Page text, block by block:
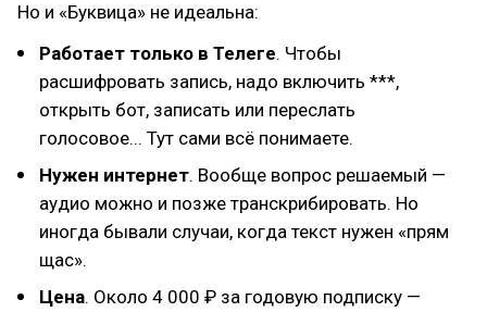
Но и «Буквица» не идеальна:
Работает только в Телеге. Чтобы
расшифровать запись, надо включить ***,
открыть бот, записать или переслать
голосовое... Тут сами всё понимаете.
Нужен интернет. Вообще вопрос решаемый —
аудио можно и позже транскрибировать. Но
иногда бывали случаи, когда текст нужен «прям
щас».
Цена. Около 4 000 ₽ за годовую подписку —